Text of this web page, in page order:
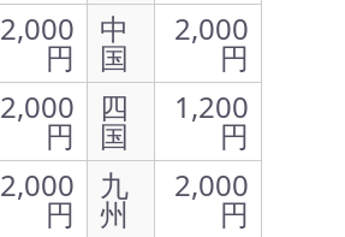
2,000
円
中
国
2,000
円
2,000
円
四
国
1,200
円
2,000
円
九
州
2,000
円